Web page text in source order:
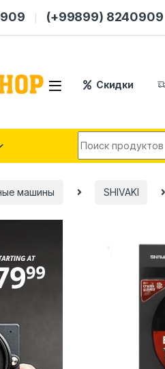
(+99899) 8240909
Скидки
машины SHIVAKI